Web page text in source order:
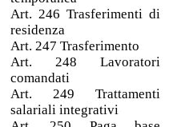
Art. 246 Trasferimenti di
residenza
Art. 247 Trasferimento
Art. 248 Lavoratori
comandati
Art. 249 Trattamenti
salariali integrativi